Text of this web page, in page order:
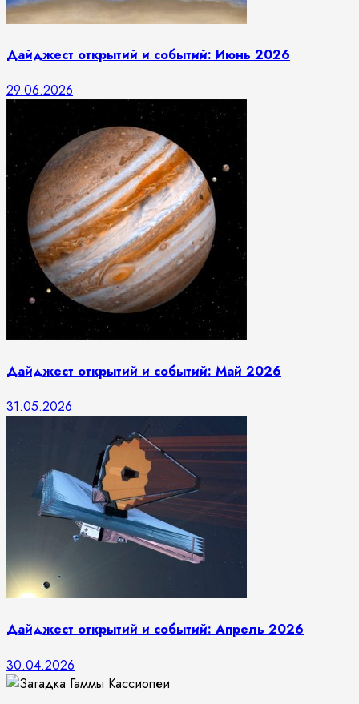
Дайджест открытий и событий: Июнь 2026
29.06.2026
Дайджест открытий и событий: Май 2026
31.05.2026
Дайджест открытий и событий: Апрель 2026
30.04.2026